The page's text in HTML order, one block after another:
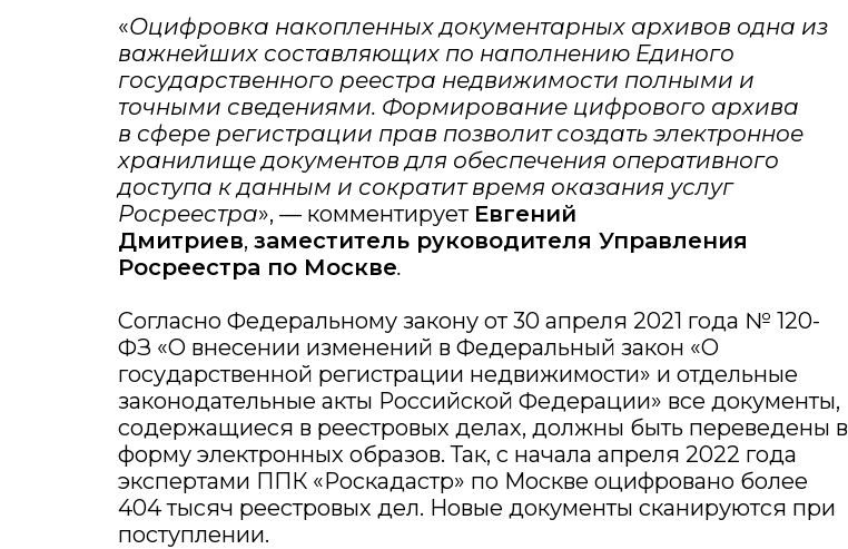
«Оцифровка накопленных документарных архивов одна из
важнейших составляющих по наполнению Единого
государственного реестра недвижимости полными и
точными сведениями. Формирование цифрового архива
в сфере регистрации прав позволит создать электронное
хранилище документов для обеспечения оперативного
доступа к данным и сократит время оказания услуг
Росреестра», — комментирует Евгений
Дмитриев, заместитель руководителя Управления
Росреестра по Москве.
Согласно Федеральному закону от 30 апреля 2021 года № 120-
ФЗ «О внесении изменений в Федеральный закон «О
государственной регистрации недвижимости» и отдельные
законодательные акты Российской Федерации» все документы,
содержащиеся в реестровых делах, должны быть переведены в
форму электронных образов. Так, с начала апреля 2022 года
экспертами ППК «Роскадастр» по Москве оцифровано более
404 тысяч реестровых дел. Новые документы сканируются при
поступлении.